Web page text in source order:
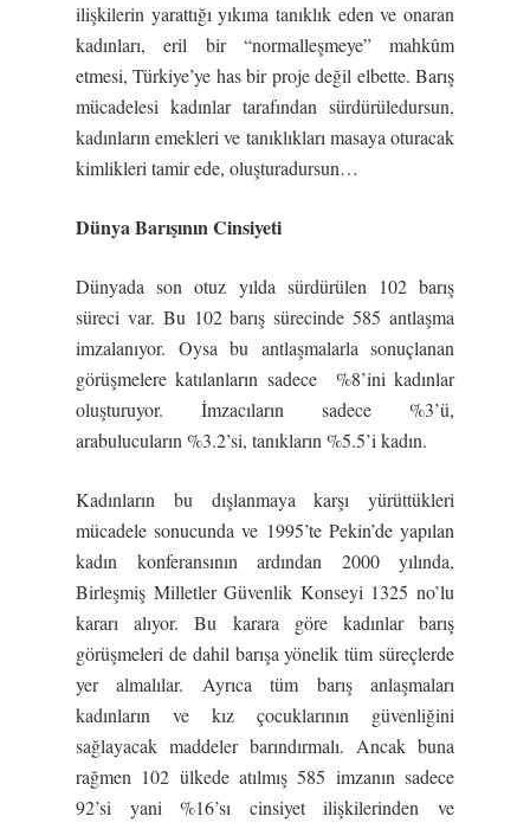
ilişkilerin yarattığı yıkıma tanıklık eden ve onaran
kadınları, eril bir “normalleşmeye” mahkûm
etmesi, Türkiye’ye has bir proje değil elbette. Barış
mücadelesi kadınlar tarafından sürdürüledursun,
kadınların emekleri ve tanıklıkları masaya oturacak
kimlikleri tamir ede, oluşturadursun…
Dünya Barışının Cinsiyeti
Dünyada son otuz yılda sürdürülen 102 barış
süreci var. Bu 102 barış sürecinde 585 antlaşma
imzalanıyor. Oysa bu antlaşmalarla sonuçlanan
görüşmelere katılanların sadece %8’ini kadınlar
oluşturuyor. İmzacıların sadece %3’ü,
arabulucuların %3.2’si, tanıkların %5.5’i kadın.
Kadınların bu dışlanmaya karşı yürüttükleri
mücadele sonucunda ve 1995’te Pekin’de yapılan
kadın konferansının ardından 2000 yılında,
Birleşmiş Milletler Güvenlik Konseyi 1325 no’lu
kararı alıyor. Bu karara göre kadınlar barış
görüşmeleri de dahil barışa yönelik tüm süreçlerde
yer almalılar. Ayrıca tüm barış anlaşmaları
kadınların ve kız çocuklarının güvenliğini
sağlayacak maddeler barındırmalı. Ancak buna
rağmen 102 ülkede atılmış 585 imzanın sadece
92’si yani %16’sı cinsiyet ilişkilerinden ve